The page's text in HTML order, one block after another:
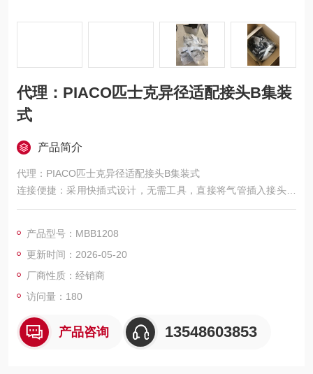
代理：PIACO匹士克异径适配接头B集装
式
产品简介
代理：PIACO匹士克异径适配接头B集装式
连接便捷：采用快插式设计，无需工具，直接将气管插入接头即
可完成连接，操作简单快速，有利于提高工作效率，方便设备维
产品型号：MBB1208
更新时间：2026-05-20
厂商性质：经销商
访问量：180
产品咨询 13548603853